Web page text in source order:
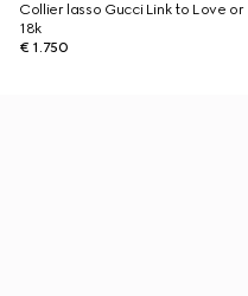
Collier lasso Gucci Link to Love or
18k
€ 1.750